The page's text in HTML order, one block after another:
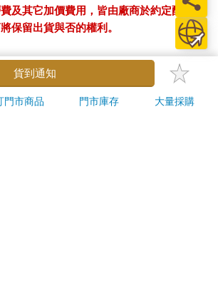
及其它加價費用，皆由廠商於約定配送時
保留出貨與否的權利。
請您操作ATM! 如接獲電話要求您前往
聽從指示，以免受騙上當！
貨到通知
門市商品 門市庫存 大量採購